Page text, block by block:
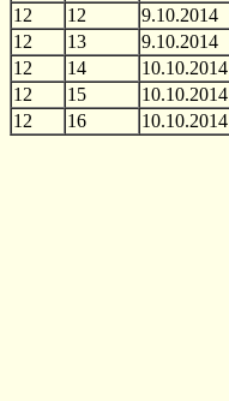
12
12 9.10.2014
12
13 9.10.2014
12
14 10.10.2014
12
15 10.10.2014
12
16 10.10.2014